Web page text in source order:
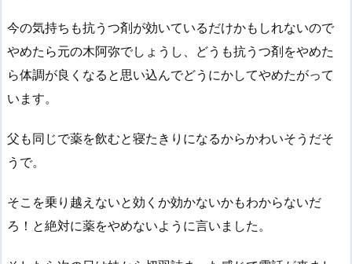
今の気持ちも抗うつ剤が効いているだけかもしれないので
やめたら元の木阿弥でしょうし、どうも抗うつ剤をやめた
ら体調が良くなると思い込んでどうにかしてやめたがって
います。
父も同じで薬を飲むと寝たきりになるからかわいそうだそ
うで。
そこを乗り越えないと効くか効かないかもわからないだ
ろ！と絶対に薬をやめないように言いました。